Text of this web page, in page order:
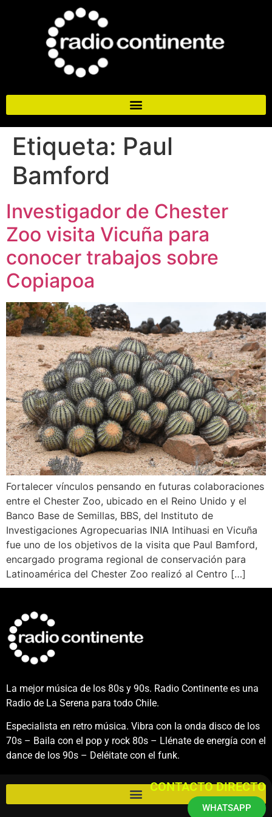
Etiqueta: Paul
Bamford
Investigador de Chester
Zoo visita Vicuña para
conocer trabajos sobre
Copiapoa
Fortalecer vínculos pensando en futuras colaboraciones
entre el Chester Zoo, ubicado en el Reino Unido y el
Banco Base de Semillas, BBS, del Instituto de
Investigaciones Agropecuarias INIA Intihuasi en Vicuña
fue uno de los objetivos de la visita que Paul Bamford,
encargado programa regional de conservación para
Latinoamérica del Chester Zoo realizó al Centro […]
La mejor música de los 80s y 90s. Radio Continente es una
Radio de La Serena para todo Chile.
Especialista en retro música. Vibra con la onda disco de los
70s – Baila con el pop y rock 80s – Llénate de energía con el
dance de los 90s – Deléitate con el funk.
CONTACTO DIRECTO
WHATSAPP